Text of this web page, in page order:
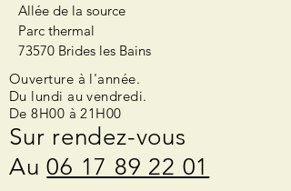
Allée de la source
Parc thermal
73570 Brides les Bains
Ouverture à l'année.
Du lundi au vendredi.
De 8H00 à 21H00
Sur rendez-vous
Au06 17 89 22 01